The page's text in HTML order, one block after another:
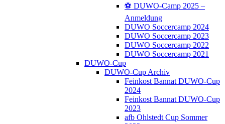
⚽️ DUWO-Camp 2025 –
Anmeldung
DUWO Soccercamp 2024
DUWO Soccercamp 2023
DUWO Soccercamp 2022
DUWO Soccercamp 2021
DUWO-Cup
DUWO-Cup Archiv
Feinkost Bannat DUWO-Cup
2024
Feinkost Bannat DUWO-Cup
2023
afb Ohlstedt Cup Sommer